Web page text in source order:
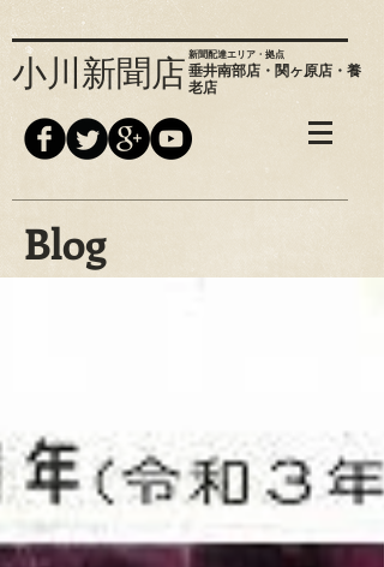
小川新聞店垂井南部店・関ヶ原店・養
老店
新聞配達エリア・拠点
Blog